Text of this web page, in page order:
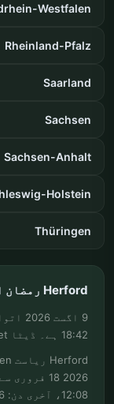
Westfalen
Rheinland-Pfalz
Saarland
Sachsen
Sachsen-Anhalt
Holstein
Thüringen
Herford رمضان امساکیہ 2026
18:42 ہے۔ ڈیٹا Diyanet اور IGMG سے ہے۔
12:08، آخری دن: 14:06۔ اوقات 30 دنوں میں بدلتے ہیں۔